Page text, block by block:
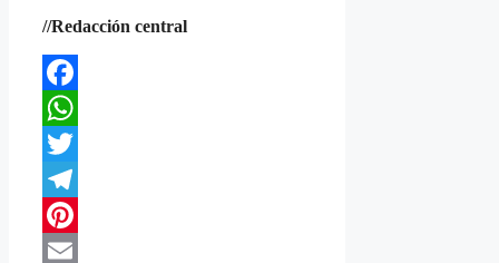
//Redacción central
Facebook
WhatsApp
Twitter
Telegram
Pinterest